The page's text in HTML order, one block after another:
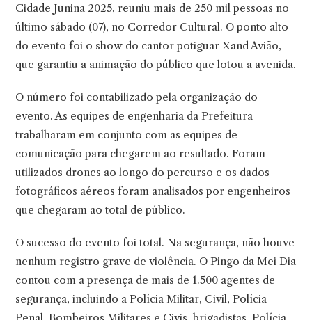
Cidade Junina 2025, reuniu mais de 250 mil pessoas no
último sábado (07), no Corredor Cultural. O ponto alto
do evento foi o show do cantor potiguar Xand Avião,
que garantiu a animação do público que lotou a avenida.
O número foi contabilizado pela organização do
evento. As equipes de engenharia da Prefeitura
trabalharam em conjunto com as equipes de
comunicação para chegarem ao resultado. Foram
utilizados drones ao longo do percurso e os dados
fotográficos aéreos foram analisados por engenheiros
que chegaram ao total de público.
O sucesso do evento foi total. Na segurança, não houve
nenhum registro grave de violência. O Pingo da Mei Dia
contou com a presença de mais de 1.500 agentes de
segurança, incluindo a Polícia Militar, Civil, Polícia